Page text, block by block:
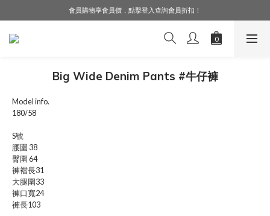
LINE好友募集中，加入就送購物金$50！
會員購物享會員價，點擊登入查詢會員折扣！
LINE好友募集中，加入就送購物金$50！
Big Wide Denim Pants #牛仔褲
Model info.
180/58
S號
腰圍 38
臀圍 64
褲襠長31
大腿圍33
褲口寬24
褲長103